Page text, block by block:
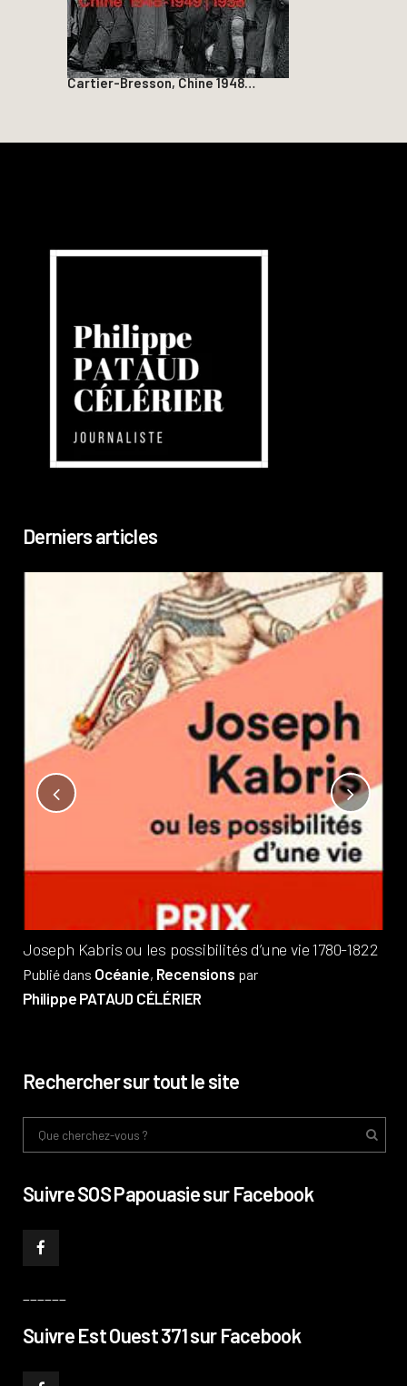
Cartier-Bresson, Chine 1948…
Derniers articles
Joseph Kabris ou les possibilités d’une vie 1780-1822
Publié dans Océanie, Recensions par
Philippe PATAUD CÉLÉRIER
Rechercher sur tout le site
Suivre SOS Papouasie sur Facebook
Suivre Est Ouest 371 sur Facebook